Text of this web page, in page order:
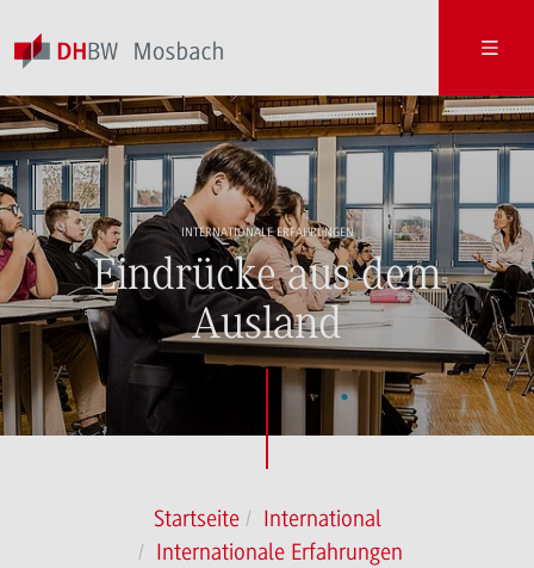
INTERNATIONALE ERFAHRUNGEN
Eindrücke aus dem
Ausland
Startseite
International
Internationale Erfahrungen